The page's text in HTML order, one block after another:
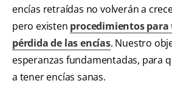
encías retraídas no volverán a
pero existen procedimientos
pérdida de las encías. Nuestro
esperanzas fundamentadas, para
a tener encías sanas.